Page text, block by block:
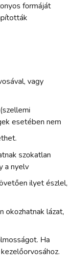
formáját
vagy
esetében nem
szokatlan
a nyelv
ilyet észlel,
okozhatnak lázat,
Ha